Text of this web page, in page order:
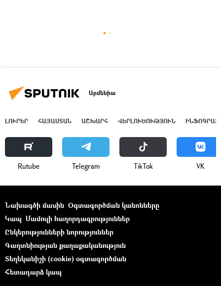
Արմենիա
ԼՈՒՐԵՐ ՀԱՅԱՍՏԱՆ ԱՇԽԱՐՀ ՎԵՐԼՈՒԾՈՒԹՅՈՒՆ
Rutube Telegram ТikТоk VK
Նախագծի մասին Օգտագործման կանոնները
Կապ Մամուլի հաղորդագրություններ
Ընկերությունների նորություններ
Գաղտնիության քաղաքականություն
Տեղեկանիշի (cookie) օգտագործման
Հետադարձ կապ